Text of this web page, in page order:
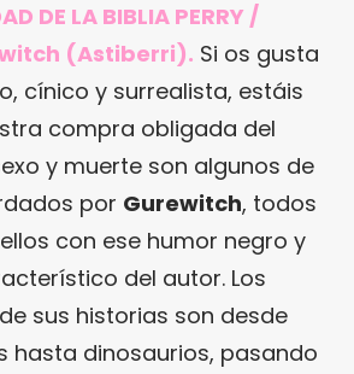
DE LA BIBLIA PERRY /
(Astiberri). Si os gusta
cínico y surrealista, estáis
compra obligada del
y muerte son algunos de
por Gurewitch, todos
con ese humor negro y
del autor. Los
sus historias son desde
hasta dinosaurios, pasando